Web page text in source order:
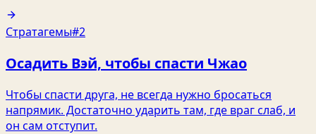
Стратагемы#2
Осадить Вэй, чтобы спасти Чжао
Чтобы спасти друга, не всегда нужно бросаться
напрямик. Достаточно ударить там, где враг слаб, и
он сам отступит.